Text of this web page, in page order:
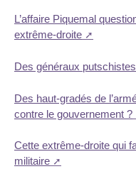
L’affaire Piquemal
extrême-droite
Des généraux
Des haut-gradés de
contre le gouvernement ?
Cette extrême-droite qui
militaire